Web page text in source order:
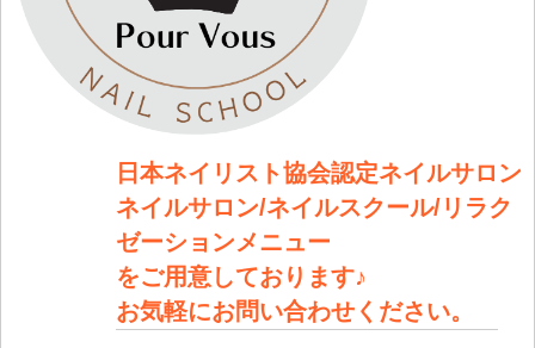
日本ネイリスト協会認定ネイルサロン
ネイルサロン/ネイルスクール/リラク
ゼーションメニュー
をご用意しております♪
お気軽にお問い合わせください。